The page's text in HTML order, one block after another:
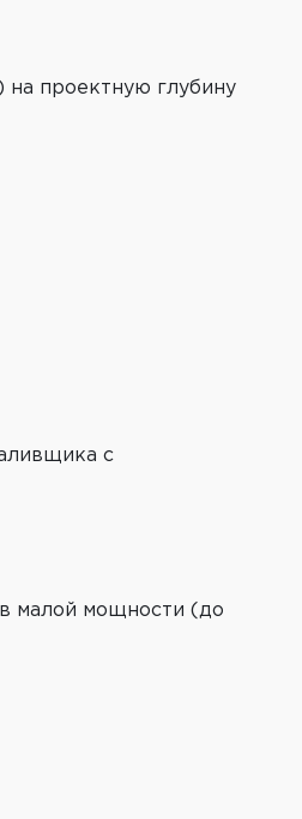
на проектную глубину
с
малой мощности (до